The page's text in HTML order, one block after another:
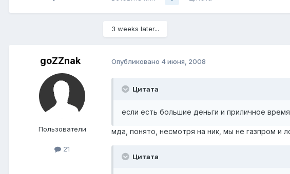
3 weeks later...
goZZnak
Пользователи
21
Опубликовано 4 июня, 2008
Цитата
если есть большие деньги и приличное
мда, понято, несмотря на ник, мы не газпром и
Цитата